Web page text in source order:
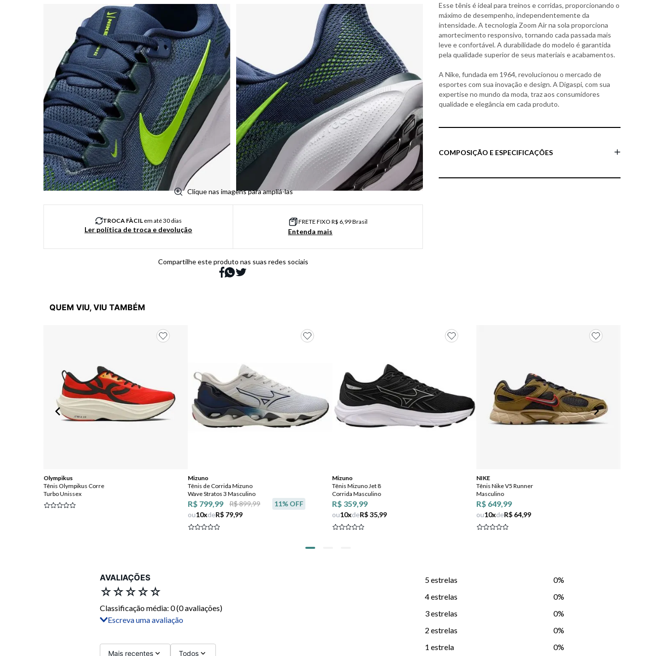
Clique nas imagens para ampliá-las
TROCA FÀCILem até 30 dias
Ler política de troca e devolução
FRETE FIXO R$ 6,99 Brasil
Entenda mais
Compartilhe este produto nas suas redes sociais
Esse tênis é ideal para treinos e corridas, proporcionando o
máximo de desempenho, independentemente da
intensidade. A tecnologia Zoom Air na sola proporciona
amortecimento responsivo, tornando cada passada mais
leve e confortável. A durabilidade do modelo é garantida
pela qualidade superior de seus materiais e acabamentos.
A Nike, fundada em 1964, revolucionou o mercado de
esportes com sua inovação e design. A Digaspi, com sua
expertise no mundo da moda, traz aos consumidores
qualidade e elegância em cada produto.
COMPOSIÇÃO E ESPECIFICAÇÕES
QUEM VIU, VIU TAMBÉM
Olympikus
Tênis Olympikus Corre
Turbo Unissex
Mizuno
Tênis de Corrida Mizuno
Wave Stratos 3 Masculino
R$ 799,99 R$ 899,99 11% OFF
ou10xdeR$ 79,99
Mizuno
Tênis Mizuno Jet 8
Corrida Masculino
R$ 359,99
ou10xdeR$ 35,99
NIKE
Tênis Nike V5 Runner
Masculino
R$ 649,99
ou10xdeR$ 64,99
AVALIAÇÕES
☆☆☆☆☆
Classificação média: 0(0 avaliações)
5 estrelas
0%
4 estrelas
0%
3 estrelas
0%
2 estrelas
0%
1 estrela
0%
Escreva uma avaliação
Título
Mais recentes Todos